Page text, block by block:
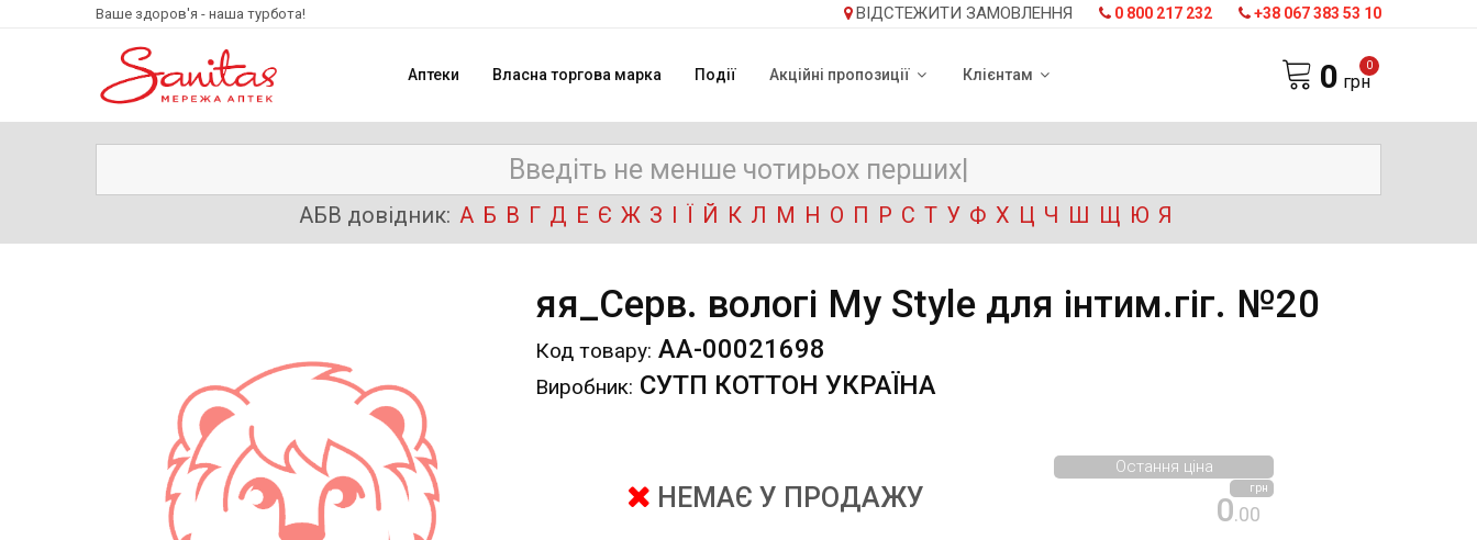
Ваше здоров'я - наша турбота! ВІДСТЕЖИТИ ЗАМОВЛЕННЯ 0 800 217 232 +38 067 383 53 10
Аптеки Власна торгова марка Події Акційні пропозиції Клієнтам
0
0 грн
АБВ довідник: А Б В Г Д Е Є Ж З І Ї Й К Л М Н О П Р С Т У Ф Х Ц Ч Ш Щ Ю Я
яя_Серв. вологі My Style для інтим.гіг. №20
Код товару: АА-00021698
Виробник: СУТП КОТТОН УКРАЇНА
НЕМАЄ У ПРОДАЖУ 0.00
грн
Остання ціна